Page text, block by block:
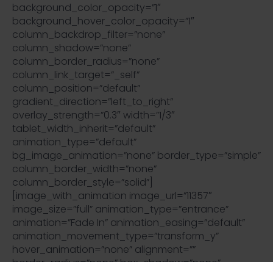
background_color_opacity=”1″
background_hover_color_opacity=”1″
column_backdrop_filter=”none”
column_shadow=”none”
column_border_radius=”none”
column_link_target=”_self”
column_position=”default”
gradient_direction=”left_to_right”
overlay_strength=”0.3″ width=”1/3″
tablet_width_inherit=”default”
animation_type=”default”
bg_image_animation=”none” border_type=”simple”
column_border_width=”none”
column_border_style=”solid”]
[image_with_animation image_url=”11357″
image_size=”full” animation_type=”entrance”
animation=”Fade In” animation_easing=”default”
animation_movement_type=”transform_y”
hover_animation=”none” alignment=””